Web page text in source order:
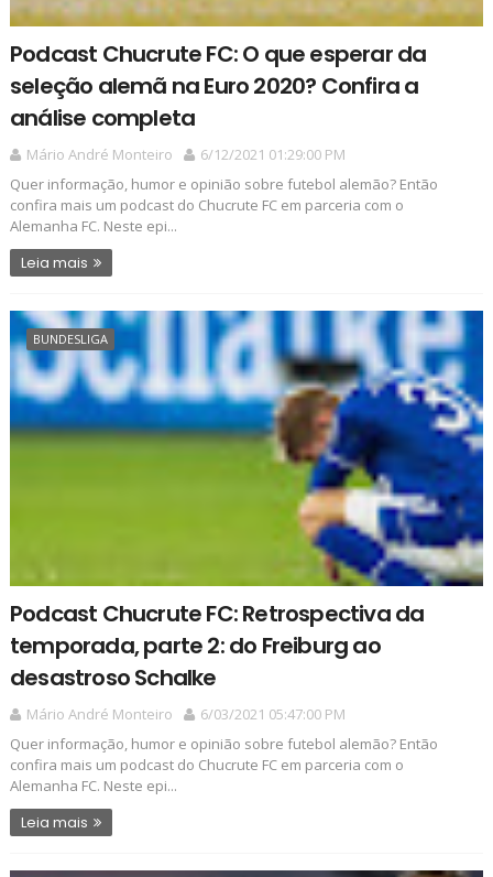
Podcast Chucrute FC: O que esperar da
seleção alemã na Euro 2020? Confira a
análise completa
Mário André Monteiro
6/12/2021 01:29:00 PM
Quer informação, humor e opinião sobre futebol alemão? Então
confira mais um podcast do Chucrute FC em parceria com o
Alemanha FC. Neste epi...
Leia mais
BUNDESLIGA
Podcast Chucrute FC: Retrospectiva da
temporada, parte 2: do Freiburg ao
desastroso Schalke
Mário André Monteiro
6/03/2021 05:47:00 PM
Quer informação, humor e opinião sobre futebol alemão? Então
confira mais um podcast do Chucrute FC em parceria com o
Alemanha FC. Neste epi...
Leia mais